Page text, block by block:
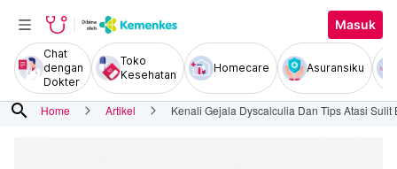
Masuk
Chat
dengan
Dokter
Toko
Kesehatan
Homecare Asuransiku
search Home Artikel Kenali Gejala Dyscalculia Dan Tips Atasi Sulit